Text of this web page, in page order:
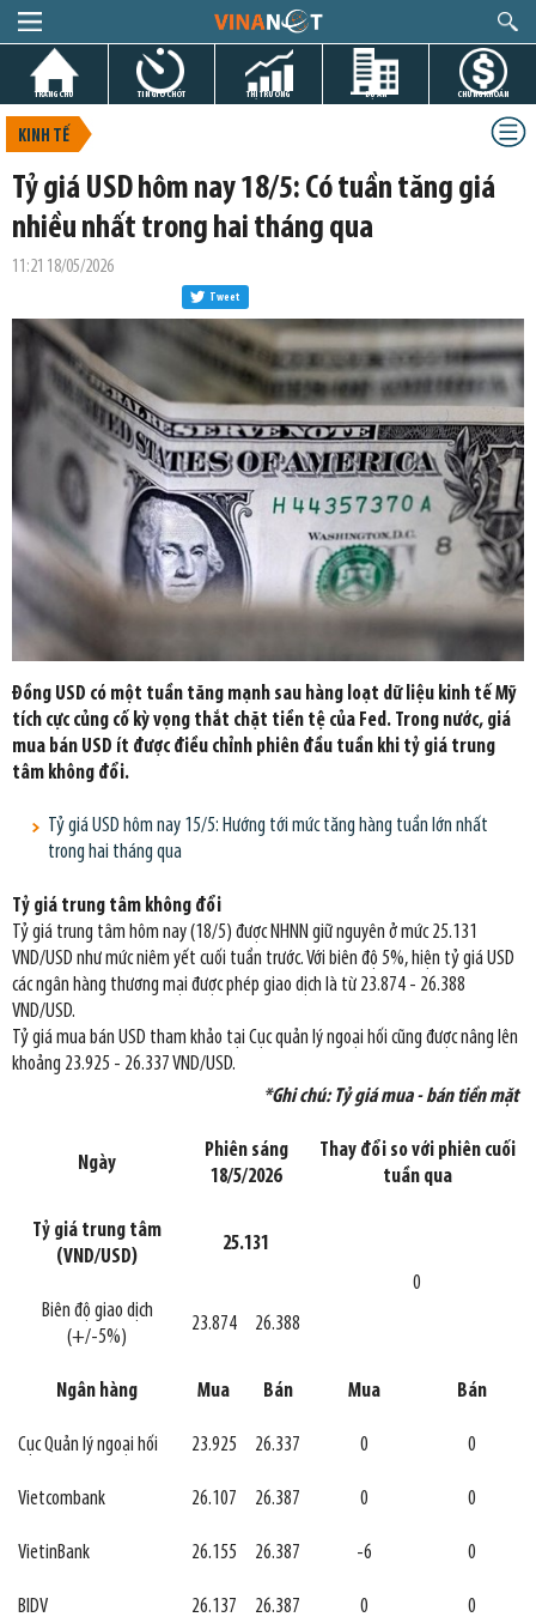
TRANG CHỦ TIN GIỜ CHÓT THỊ TRƯỜNG DỰ ÁN CHỨNG KHOÁN
KINH TẾ
Tỷ giá USD hôm nay 18/5: Có tuần tăng giá
nhiều nhất trong hai tháng qua
11:21 18/05/2026
Tweet
Đồng USD có một tuần tăng mạnh sau hàng loạt dữ liệu kinh tế Mỹ
tích cực củng cố kỳ vọng thắt chặt tiền tệ của Fed. Trong nước, giá
mua bán USD ít được điều chỉnh phiên đầu tuần khi tỷ giá trung
tâm không đổi.
Tỷ giá USD hôm nay 15/5: Hướng tới mức tăng hàng tuần lớn nhất
trong hai tháng qua
Tỷ giá trung tâm không đổi
Tỷ giá trung tâm hôm nay (18/5) được NHNN giữ nguyên ở mức 25.131
VND/USD như mức niêm yết cuối tuần trước. Với biên độ 5%, hiện tỷ giá USD
các ngân hàng thương mại được phép giao dịch là từ 23.874 - 26.388
VND/USD.
Tỷ giá mua bán USD tham khảo tại Cục quản lý ngoại hối cũng được nâng lên
khoảng 23.925 - 26.337 VND/USD.
*Ghi chú: Tỷ giá mua - bán tiền mặt
Ngày
Phiên sáng
18/5/2026
Thay đổi so với phiên cuối
tuần qua
Tỷ giá trung tâm
(VND/USD)
25.131
0
Biên độ giao dịch
(+/-5%)
23.874 26.388
Ngân hàng Mua Bán Mua Bán
Cục Quản lý ngoại hối 23.925 26.337 0 0
Vietcombank 26.107 26.387 0 0
VietinBank 26.155 26.387 -6 0
BIDV 26.137 26.387 0 0